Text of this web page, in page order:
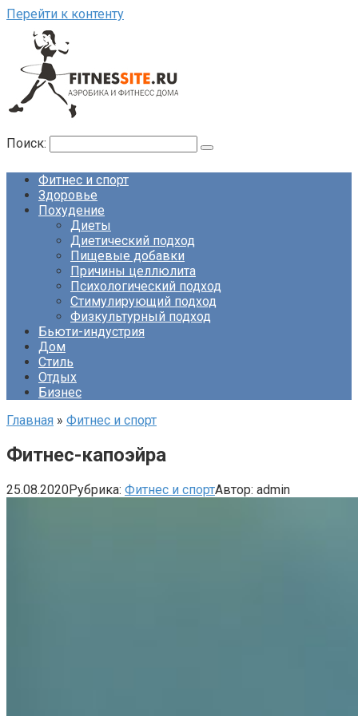
Перейти к контенту
Поиск:
Фитнес и спорт
Здоровье
Похудение
Диеты
Диетический подход
Пищевые добавки
Причины целлюлита
Психологический подход
Стимулирующий подход
Физкультурный подход
Бьюти-индустрия
Дом
Стиль
Отдых
Бизнес
Главная » Фитнес и спорт
Фитнес-капоэйра
25.08.2020Рубрика: Фитнес и спортАвтор: admin